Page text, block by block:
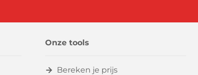
Onze tools
Bereken je prijs